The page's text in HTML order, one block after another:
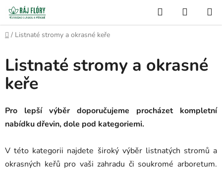
Přejít
obsah
Hledat
KOŠÍK
Domů
/ Listnaté stromy a okrasné keře
Listnaté stromy a okrasné
keře
Pro lepší výběr doporučujeme procházet kompletní
nabídku dřevin, dole pod kategoriemi.
V této kategorii najdete široký výběr listnatých stromů a
okrasných keřů pro vaši zahradu či soukromé arboretum.
Semínko